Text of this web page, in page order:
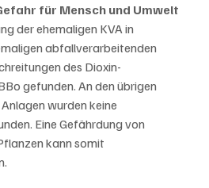
für Mensch und Umwelt
der ehemaligen KVA in
abfallverarbeitenden
des Dioxin-
gefunden. An den übrigen
wurden keine
Eine Gefährdung von
kann somit